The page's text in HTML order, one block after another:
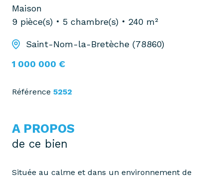
pro
recherche
Maison
9 pièce(s)
5 chambre(s) 240 m²
Saint-Nom-la-Bretèche (78860)
1 000 000 €
Référence 5252
A PROPOS
de ce bien
Située au calme et dans un environnement de